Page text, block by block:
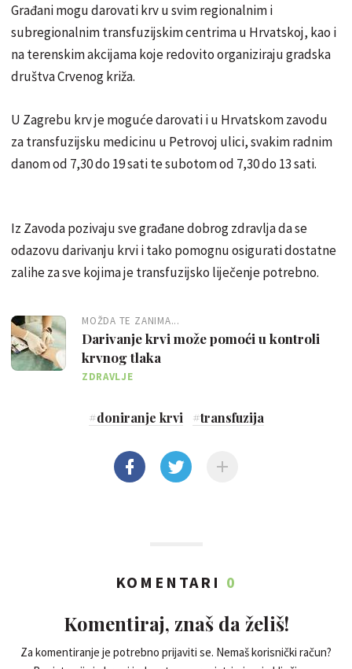
Građani mogu darovati krv u svim regionalnim i
subregionalnim transfuzijskim centrima u Hrvatskoj, kao i
na terenskim akcijama koje redovito organiziraju gradska
društva Crvenog križa.
U Zagrebu krv je moguće darovati i u Hrvatskom zavodu
za transfuzijsku medicinu u Petrovoj ulici, svakim radnim
danom od 7,30 do 19 sati te subotom od 7,30 do 13 sati.
Iz Zavoda pozivaju sve građane dobrog zdravlja da se
odazovu darivanju krvi i tako pomognu osigurati dostatne
zalihe za sve kojima je transfuzijsko liječenje potrebno.
MOŽDA TE ZANIMA...
Darivanje krvi može pomoći u kontroli
krvnog tlaka
ZDRAVLJE
#doniranje krvi #transfuzija
KOMENTARI 0
Komentiraj, znaš da želiš!
Za komentiranje je potrebno prijaviti se. Nemaš korisnički račun?